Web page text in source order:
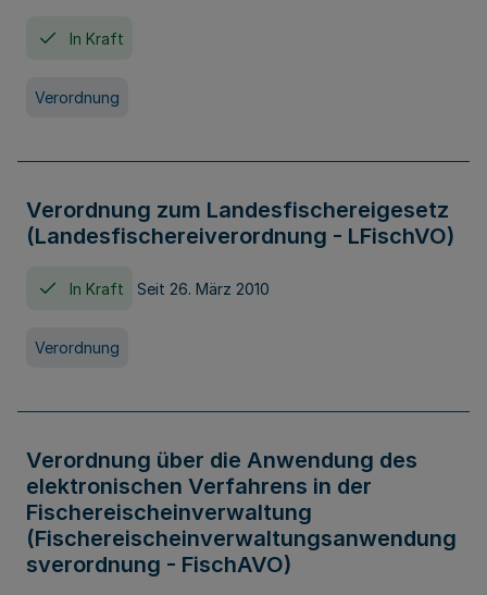
In Kraft
Verordnung
Verordnung zum Landesfischereigesetz
(Landesfischereiverordnung - LFischVO)
In Kraft Seit 26. März 2010
Verordnung
Verordnung über die Anwendung des
elektronischen Verfahrens in der
Fischereischeinverwaltung
(Fischereischeinverwaltungsanwendung
sverordnung - FischAVO)